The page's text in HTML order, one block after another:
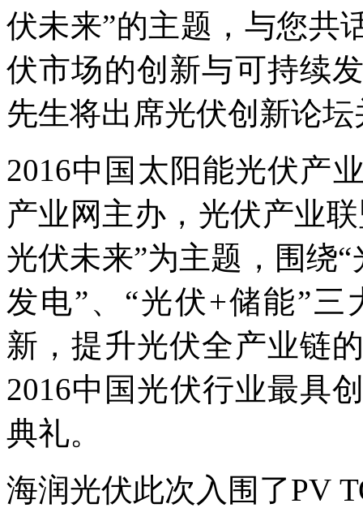
伏未来”的主题，与您共
伏市场的创新与可持续
先生将出席光伏创新论
2016中国太阳能光伏产
产业网主办，光伏产业
光伏未来”为主题，围绕
发电”、“光伏+储能”
新，提升光伏全产业链
2016中国光伏行业最具
典礼。
海润光伏此次入围了PV